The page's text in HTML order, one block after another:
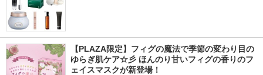
【PLAZA限定】フィグの魔法で季節の変わり目の
ゆらぎ肌ケア☆彡 ほんのり甘いフィグの香りのフ
ェイスマスクが新登場！